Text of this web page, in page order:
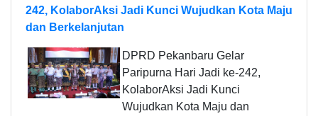
242, KolaborAksi Jadi Kunci Wujudkan Kota Maju
dan Berkelanjutan
DPRD Pekanbaru Gelar
Paripurna Hari Jadi ke-242,
KolaborAksi Jadi Kunci
Wujudkan Kota Maju dan